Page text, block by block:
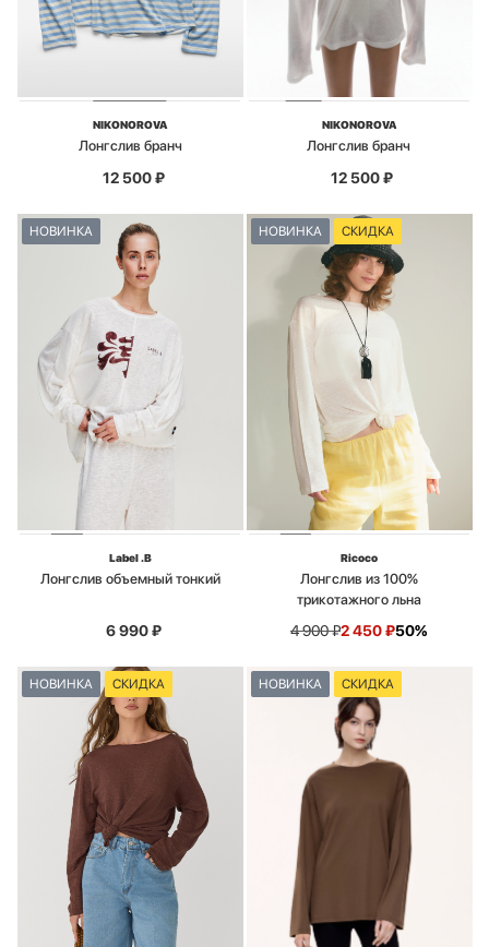
NIKONOROVA
Лонгслив бранч
12 500₽
NIKONOROVA
Лонгслив бранч
12 500₽
НОВИНКА
Label .B
Лонгслив объемный тонкий
6 990₽
НОВИНКА СКИДКА
Ricoco
Лонгслив из 100%
трикотажного льна
4 900₽2 450₽50%
НОВИНКА СКИДКА НОВИНКА СКИДКА